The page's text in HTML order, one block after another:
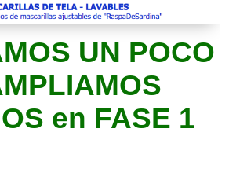
UN POCO
en FASE 1